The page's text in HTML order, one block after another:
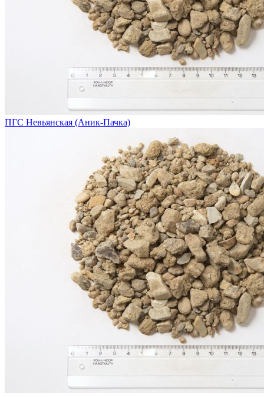
ПГС Невьянская (Аник-Пачка)